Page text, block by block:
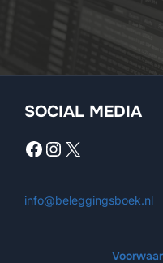
SOCIAL MEDIA
Facebook
Instagram
X
info@beleggingsboek.nl